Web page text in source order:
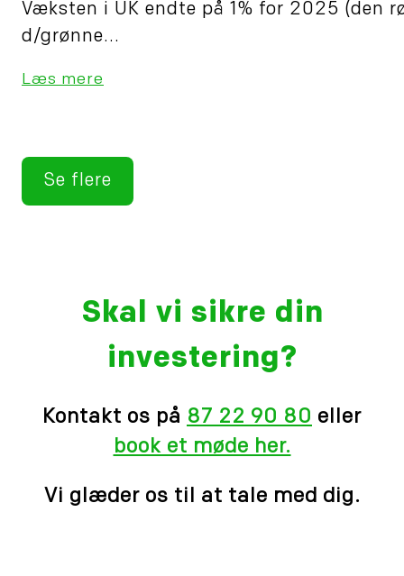
Væksten i UK endte på 1% for 2025 (den
d/grønne...
Læs mere
Se flere
Skal vi sikre din
investering?
Kontakt os på 87 22 90 80 eller
book et møde her.
Vi glæder os til at tale med dig.